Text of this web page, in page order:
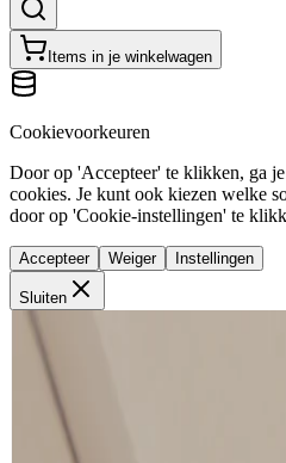
Items in je winkelwagen
Cookievoorkeuren
Door op 'Accepteer' te klikken, ga
cookies. Je kunt ook kiezen welke
door op 'Cookie-instellingen' te
Accepteer Weiger Instellingen
Sluiten